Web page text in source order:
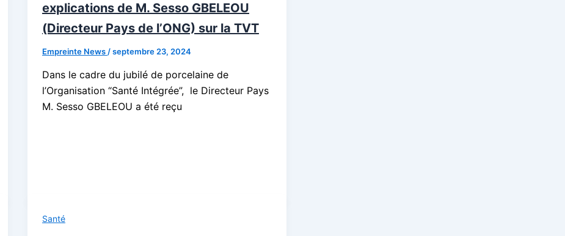
explications de M. Sesso GBELEOU
(Directeur Pays de l’ONG) sur la TVT
Empreinte News/septembre 23, 2024
Dans le cadre du jubilé de porcelaine de
l’Organisation “Santé Intégrée”, le Directeur Pays
M. Sesso GBELEOU a été reçu
Santé